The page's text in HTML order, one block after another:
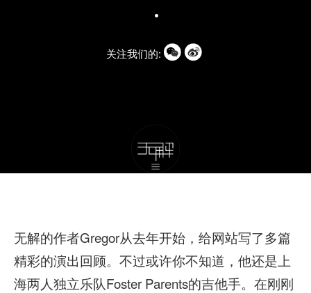
关注我们的:
无解的作者Gregor从去年开始，给网站写了多篇
精彩的演出回顾。不过或许你不知道，他还是上
海两人独立乐队Foster Parents的吉他手。在刚刚